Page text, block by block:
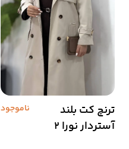
ترنچ کت بلند
آستردار نورا 2
ناموجود